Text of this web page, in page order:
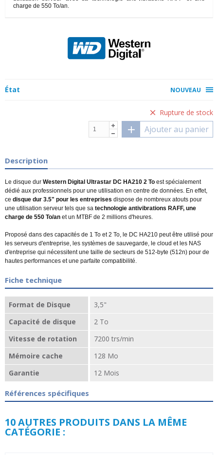
charge de 550 To/an.
État NOUVEAU
Rupture de stock
Ajouter au panier
Description
Le disque dur Western Digital Ultrastar DC HA210 2 To est spécialement
dédié aux professionnels pour une utilisation en centre de données. En effet,
ce disque dur 3.5" pour les entreprises dispose de nombreux atouts pour
une utilisation serveur tels que sa technologie antivibrations RAFF, une
charge de 550 To/an et un MTBF de 2 millions d'heures.
Proposé dans des capacités de 1 To et 2 To, le DC HA210 peut être utilisé pour
les serveurs d'entreprise, les systèmes de sauvegarde, le cloud et les NAS
d'entreprise qui nécessitent une taille de secteurs de 512-byte (512n) pour de
hautes performances et une parfaite compatibilité.
Fiche technique
Format de Disque
3,5"
Capacité de disque
2 To
Vitesse de rotation
7200 trs/min
Mémoire cache
128 Mo
Garantie
12 Mois
Références spécifiques
10 AUTRES PRODUITS DANS LA MÊME
CATÉGORIE :